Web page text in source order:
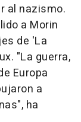
al nazismo.
a Morin
de 'La
"La guerra,
Europa
a
ha